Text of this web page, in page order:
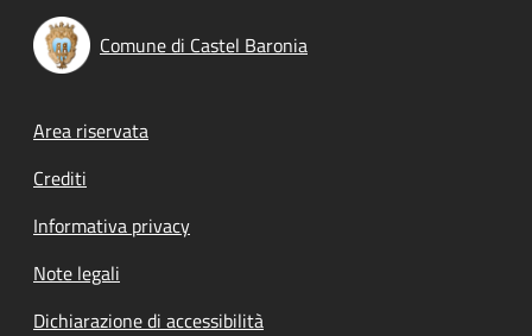
Comune di Castel Baronia
Footer menu
Area riservata
Crediti
Informativa privacy
Note legali
Dichiarazione di accessibilità